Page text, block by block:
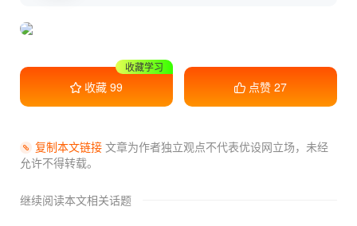
收藏 99
收藏学习
点赞 27
复制本文链接文章为作者独立观点不代表优设网立场， 未经
允许不得转载。
继续阅读本文相关话题